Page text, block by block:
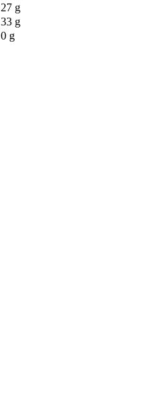
27 g
33 g
0 g